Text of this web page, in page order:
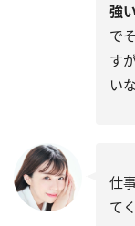
強い
で
す
い
仕
て